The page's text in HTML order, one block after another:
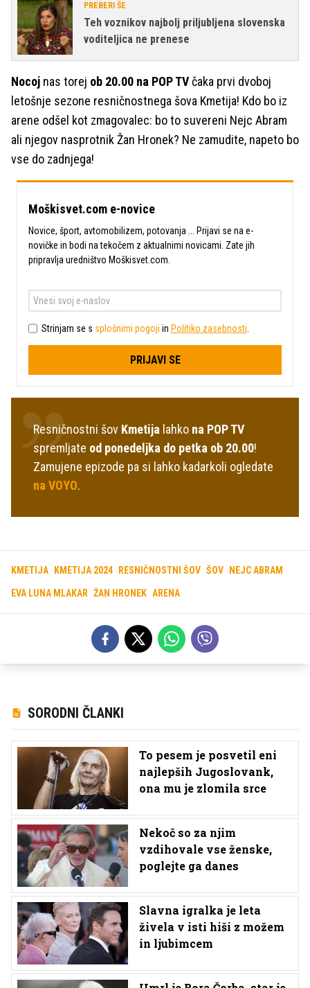
PREBERI ŠE
Teh voznikov najbolj priljubljena slovenska
voditeljica ne prenese
Nocoj nas torej ob 20.00 na POP TVčaka prvi dvoboj
letošnje sezone resničnostnega šova Kmetija! Kdo bo iz
arene odšel kot zmagovalec: bo to suvereni Nejc Abram
ali njegov nasprotnik Žan Hronek? Ne zamudite, napeto bo
vse do zadnjega!
Moškisvet.com e-novice
Novice, šport, avtomobilizem, potovanja ... Prijavi se na e-
novičke in bodi na tekočem z aktualnimi novicami. Zate jih
pripravlja uredništvo Moškisvet.com.
Strinjam se s splošnimi pogoji in Politiko zasebnosti
PRIJAVI SE
Resničnostni šov Kmetija lahko na POP TV
spremljate od ponedeljka do petka ob 20.00!
Zamujene epizode pa si lahko kadarkoli ogledate
na VOYO.
KMETIJA KMETIJA 2024 RESNIČNOSTNI ŠOV ŠOV NEJC ABRAM
EVA LUNA MLAKAR ŽAN HRONEK ARENA
SORODNI ČLANKI
To pesem je posvetil eni
najlepših Jugoslovank,
ona mu je zlomila srce
Nekoč so za njim
vzdihovale vse ženske,
poglejte ga danes
Slavna igralka je leta
živela v isti hiši z možem
in ljubimcem